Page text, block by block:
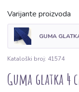
Varijante proizvoda
GUMA
Kataloški broj: 41574
Guma glatka 4